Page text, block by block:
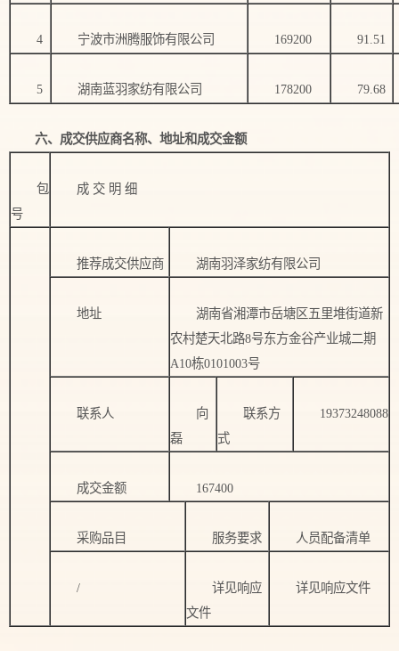
4 宁波市洲腾服饰有限公司 169200 91.51
5 湖南蓝羽家纺有限公司 178200 79.68
六、成交供应商名称、地址和成交金额
包
号
成 交 明 细
推荐成交供应商 湖南羽泽家纺有限公司
地址
湖南省湘潭市岳塘区五里堆街道新
农村楚天北路8号东方金谷产业城二期
A10栋0101003号
联系人
向
磊
联系方
式
19373248088
成交金额 167400
采购品目 服务要求 人员配备清单
/
详见响应
文件
详见响应文件